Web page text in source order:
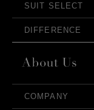
SUIT SELECT
DIFFERENCE
COMPANY